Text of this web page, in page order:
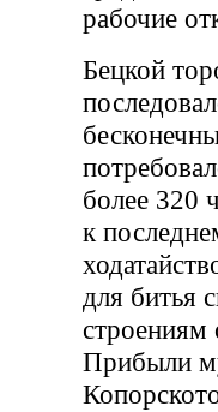
рабочие
Бецкой
более 320
к
для битья
строениям
Прибыли